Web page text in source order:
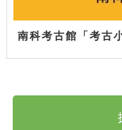
南科考古館「考古